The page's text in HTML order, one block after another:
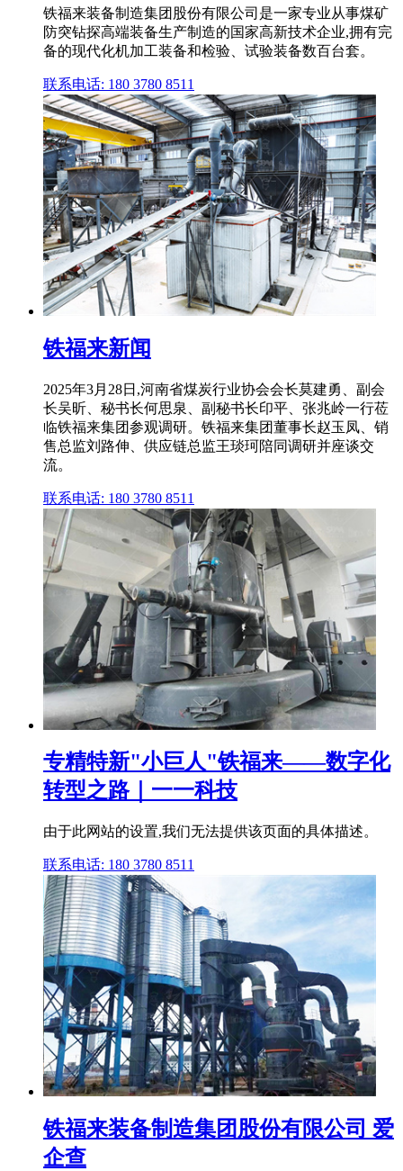
铁福来装备制造集团股份有限公司是一家专业从事煤矿
防突钻探高端装备生产制造的国家高新技术企业,拥有完
备的现代化机加工装备和检验、试验装备数百台套。
联系电话: 180 3780 8511
铁福来新闻
2025年3月28日,河南省煤炭行业协会会长莫建勇、副会
长吴昕、秘书长何思泉、副秘书长印平、张兆岭一行莅
临铁福来集团参观调研。铁福来集团董事长赵玉凤、销
售总监刘路伸、供应链总监王琰珂陪同调研并座谈交
流。
联系电话: 180 3780 8511
专精特新"小巨人"铁福来——数字化
转型之路｜一一科技
由于此网站的设置,我们无法提供该页面的具体描述。
联系电话: 180 3780 8511
铁福来装备制造集团股份有限公司 爱
企查